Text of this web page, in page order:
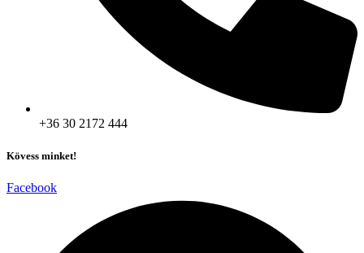
+36 30 2172 444
Kövess minket!
Facebook